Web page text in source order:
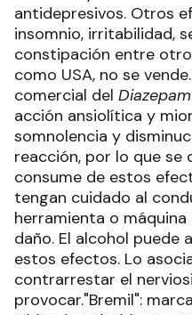
antidepresivos. Otros
insomnio, irritabilidad,
constipación entre
como USA, no se
comercial del Diazepam
acción ansiolítica y
somnolencia y
reacción, por lo que se
consume de estos
tengan cuidado al
herramienta o
daño. El alcohol puede
estos efectos. Lo
contrarrestar el
provocar."Bremil":